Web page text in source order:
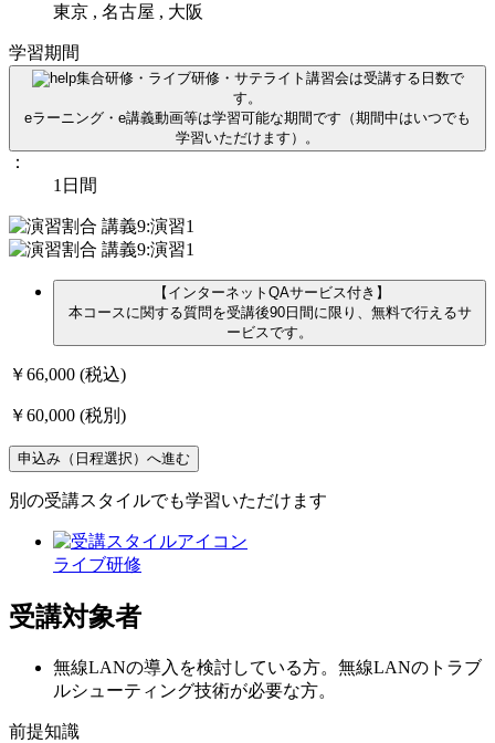
東京 , 名古屋 , 大阪
学習期間
集合研修・ライブ研修・サテライト講習会は受講する日数で
す。
eラーニング・e講義動画等は学習可能な期間です（期間中はいつでも
学習いただけます）。
：
1日間
【インターネットQAサービス付き】
本コースに関する質問を受講後90日間に限り、無料で行えるサ
ービスです。
￥66,000 (税込)
￥60,000 (税別)
申込み（日程選択）へ進む
別の受講スタイルでも学習いただけます
ライブ研修
受講対象者
無線LANの導入を検討している方。無線LANのトラブ
ルシューティング技術が必要な方。
前提知識